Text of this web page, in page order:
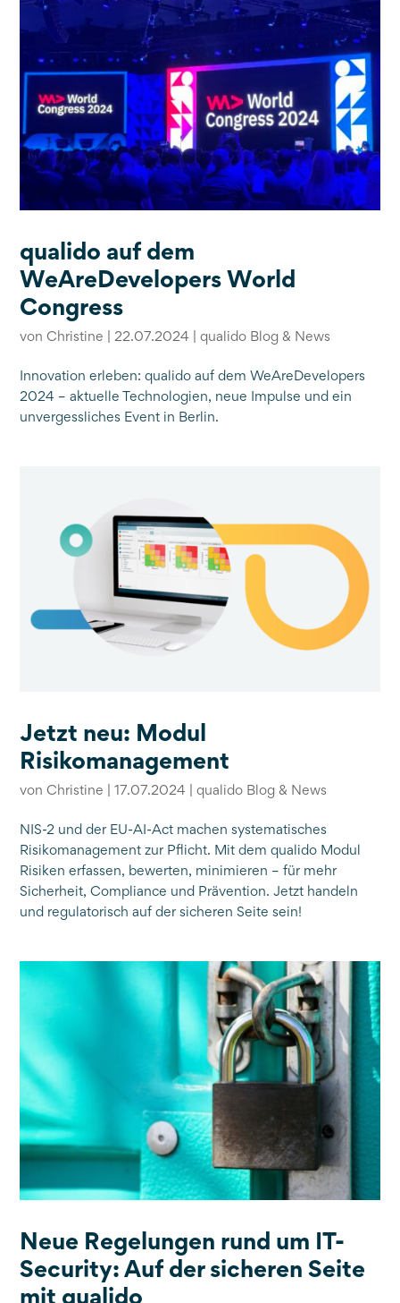
qualido auf dem
WeAreDevelopers World
Congress
vonChristine 22.07.2024 |qualido Blog & News
Innovation erleben: qualido auf dem WeAreDevelopers
2024 – aktuelle Technologien, neue Impulse und ein
unvergessliches Event in Berlin.
Jetzt neu: Modul
Risikomanagement
vonChristine |17.07.2024 |qualido Blog & News
NIS-2 und der EU-AI-Act machen systematisches
Risikomanagement zur Pflicht. Mit dem qualido Modul
Risiken erfassen, bewerten, minimieren – für mehr
Sicherheit, Compliance und Prävention. Jetzt handeln
und regulatorisch auf der sicheren Seite sein!
Neue Regelungen rund um IT-
Security: Auf der sicheren Seite
mit qualido